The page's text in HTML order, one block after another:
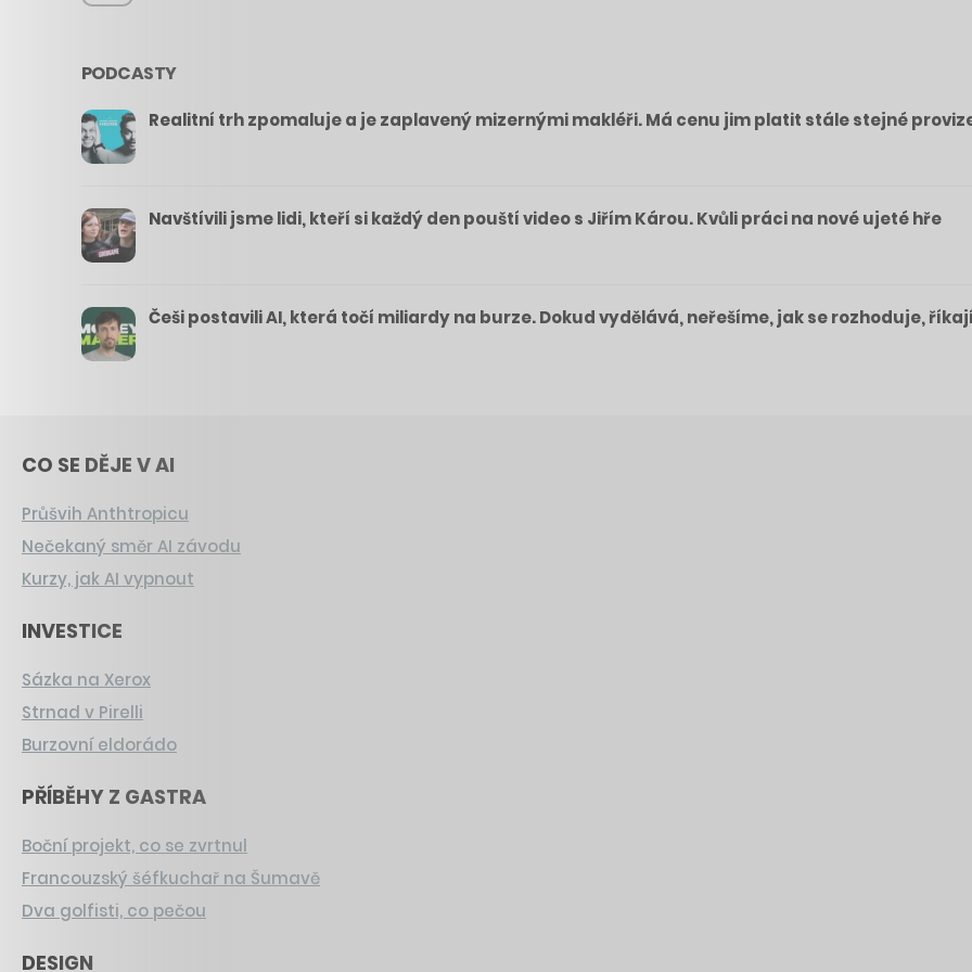
PODCASTY
Realitní trh zpomaluje a je zaplavený mizernými makléři. Má cenu jim platit stále stejné
Navštívili jsme lidi, kteří si každý den pouští video s Jiřím Károu. Kvůli práci na nové ujeté hře
Češi postavili AI, která točí miliardy na burze. Dokud vydělává, neřešíme, jak se rozhoduje,
CO SE DĚJE V AI
Průšvih Anthtropicu
Nečekaný směr AI závodu
Kurzy, jak AI vypnout
INVESTICE
Sázka na Xerox
Strnad v Pirelli
Burzovní eldorádo
PŘÍBĚHY Z GASTRA
Boční projekt, co se zvrtnul
Francouzský šéfkuchař na Šumavě
Dva golfisti, co pečou
DESIGN